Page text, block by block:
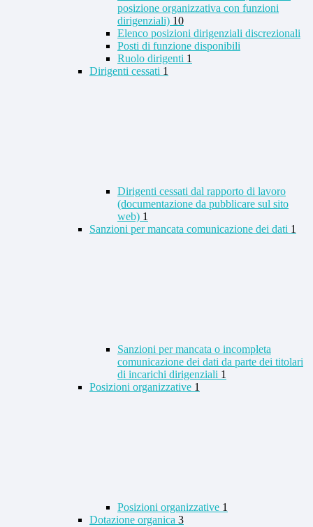
posizione organizzativa con funzioni
dirigenziali) 10
Elenco posizioni dirigenziali discrezionali
Posti di funzione disponibili
Ruolo dirigenti 1
Dirigenti cessati 1
Dirigenti cessati dal rapporto di lavoro
(documentazione da pubblicare sul sito
web) 1
Sanzioni per mancata comunicazione dei dati 1
Sanzioni per mancata o incompleta
comunicazione dei dati da parte dei titolari
di incarichi dirigenziali 1
Posizioni organizzative 1
Posizioni organizzative 1
Dotazione organica 3